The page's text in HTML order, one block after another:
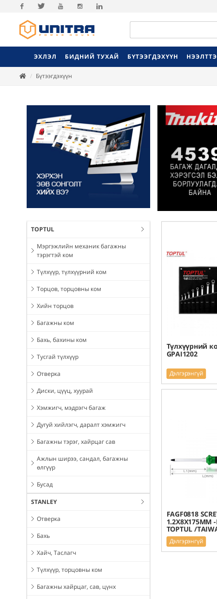
Facebook
ЭХЛЭЛ БИДНИЙ ТУХАЙ БҮТЭЭГДЭХҮҮН
Бүтээгдэхүүн
TOPTUL
Мэргэжлийн механик багажны
тэрэгтэй ком
Түлхүүр, түлхүүрний ком
Торцов, торцовны ком
Хийн торцов
Багажны ком
Бахь, бахины ком
Тусгай түлхүүр
Отверка
Диски, цүүц, хуурай
Хэмжигч, мэдрэгч багаж
Дугуй хийлэгч, даралт хэмжигч
Багажны тэрэг, хайрцаг сав
Ажлын ширээ, сандал, багажны
өлгүүр
Бусад
STANLEY
Отверка
Бахь
Хайч, Таслагч
Түлхүүр, торцовны ком
Багажны хайрцаг, сав, цүнх
Түлхүүрний
GPAI1202
Дэлгэрэнгүй
FAGF0818
1.2X8X175MM
TOPTUL /
Дэлгэрэнгүй